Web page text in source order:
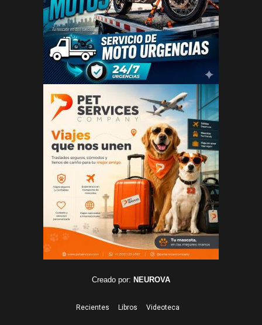
Creado por: NEUROVA
Recientes Libros Videoteca